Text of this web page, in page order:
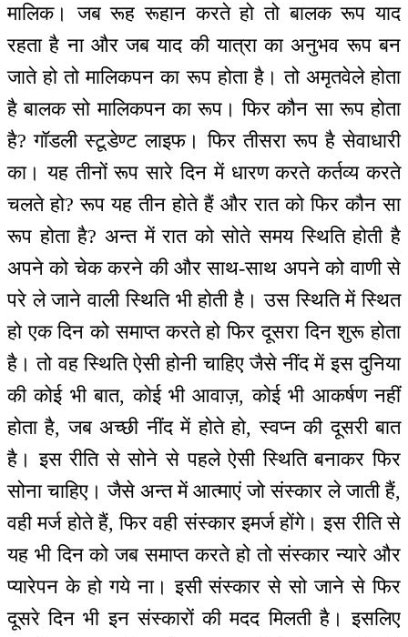
मालिक। जब रूह रूहान करते हो तो बालक रूप याद
रहता है ना और जब याद की यात्रा का अनुभव रूप बन
जाते हो तो मालिकपन का रूप होता है। तो अमृतवेले होता
है बालक सो मालिकपन का रूप। फिर कौन सा रूप होता
है? गॉडली स्टूडेण्ट लाइफ। फिर तीसरा रूप है सेवाधारी
का। यह तीनों रूप सारे दिन में धारण करते कर्तव्य करते
चलते हो? रूप यह तीन होते हैं और रात को फिर कौन सा
रूप होता है? अन्त में रात को सोते समय स्थिति होती है
अपने को चेक करने की और साथ-साथ अपने को वाणी से
परे ले जाने वाली स्थिति भी होती है। उस स्थिति में स्थित
हो एक दिन को समाप्त करते हो फिर दूसरा दिन शुरू होता
है। तो वह स्थिति ऐसी होनी चाहिए जैसे नींद में इस दुनिया
की कोई भी बात, कोई भी आवाज़, कोई भी आकर्षण नहीं
होता है, जब अच्छी नींद में होते हो, स्वप्न की दूसरी बात
है। इस रीति से सोने से पहले ऐसी स्थिति बनाकर फिर
सोना चाहिए। जैसे अन्त में आत्माएं जो संस्कार ले जाती हैं,
वही मर्ज होते हैं, फिर वही संस्कार इमर्ज होंगे। इस रीति से
यह भी दिन को जब समाप्त करते हो तो संस्कार न्यारे और
प्यारेपन के हो गये ना। इसी संस्कार से सो जाने से फिर
दूसरे दिन भी इन संस्कारों की मदद मिलती है। इसलिए